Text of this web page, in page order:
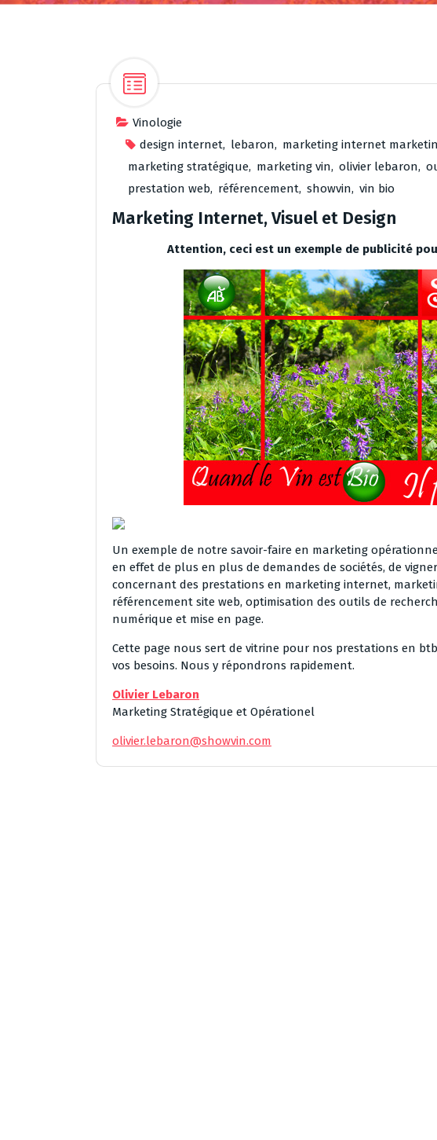
Vinologie
design internet, lebaron, marketing internet
marketing stratégique, marketing vin, olivier lebaron,
prestation web, référencement, showvin, vin bio
Marketing Internet, Visuel et Design
Attention, ceci est un exemple de publicité
Un exemple de notre savoir-faire en marketing
en effet de plus en plus de demandes de sociétés, de
concernant des prestations en marketing internet,
référencement site web, optimisation des outils de
numérique et mise en page.
Cette page nous sert de vitrine pour nos prestations en
vos besoins. Nous y répondrons rapidement.
Olivier Lebaron
Marketing Stratégique et Opérationel
olivier.lebaron@showvin.com